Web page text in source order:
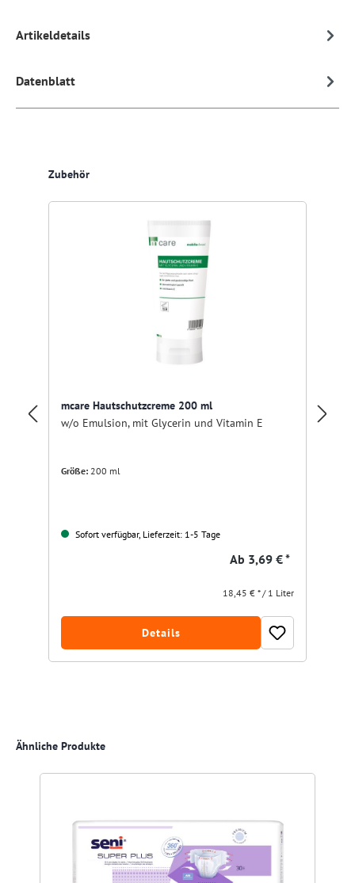
Artikeldetails
Datenblatt
Produktgalerie überspringen
Zubehör
mcare Hautschutzcreme 200 ml
w/o Emulsion, mit Glycerin und Vitamin E
Größe: 200 ml
Sofort verfügbar, Lieferzeit: 1-5 Tage
Ab 3,69 € *
18,45 € * / 1 Liter
Details
Produktgalerie überspringen
Ähnliche Produkte